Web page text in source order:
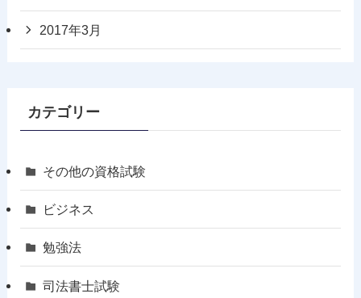
2017年3月
カテゴリー
その他の資格試験
ビジネス
勉強法
司法書士試験